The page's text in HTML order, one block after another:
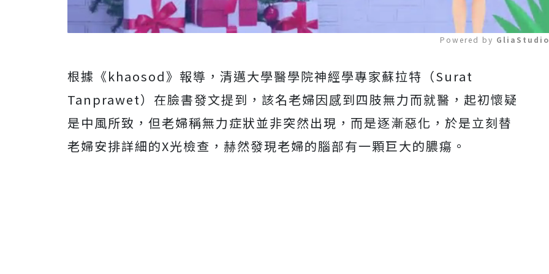
Powered by
根據《khaosod》報導，清邁大學醫學院神經學專家蘇拉特（Surat
Tanprawet）在臉書發文提到，該名老婦因感到四肢無力而就醫，起初懷疑
是中風所致，但老婦稱無力症狀並非突然出現，而是逐漸惡化，於是立刻替
老婦安排詳細的X光檢查，赫然發現老婦的腦部有一顆巨大的膿瘍。